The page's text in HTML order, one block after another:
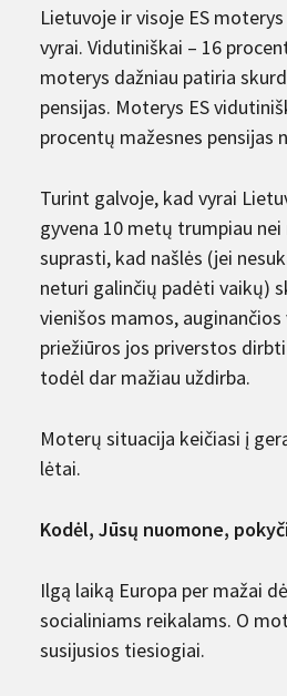
Lietuvoje ir visoje ES
vyrai. Vidutiniškai – 16
moterys dažniau patiria
pensijas. Moterys ES
procentų mažesnes pensijas
Turint galvoje, kad vyrai
gyvena 10 metų trumpiau
suprasti, kad našlės (jei
neturi galinčių padėti vaikų)
vienišos mamos, auginančios
priežiūros jos priverstos
todėl dar mažiau uždirba.
Moterų situacija keičiasi į
lėtai.
Kodėl, Jūsų nuomone,
Ilgą laiką Europa per mažai
socialiniams reikalams. O
susijusios tiesiogiai.